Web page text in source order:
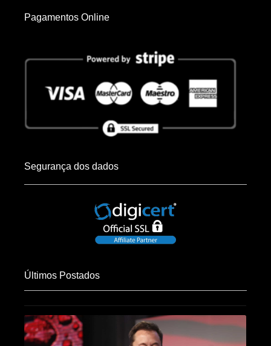
Pagamentos Online
Segurança dos dados
Últimos Postados